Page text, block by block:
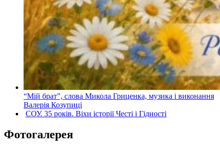
“Мій брат”, слова Микола Гриценка, музика і виконання
Валерія Козупиці
СОУ. 35 років. Віхи історії Честі і Гідності
Фотогалерея